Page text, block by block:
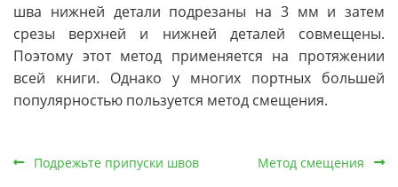
шва нижней детали подрезаны на 3 мм и затем
срезы верхней и нижней деталей совмещены.
Поэтому этот метод применяется на протяжении
всей книги. Однако у многих портных большей
популярностью пользуется метод смещения.
Подрежьте припуски швов Метод смещения